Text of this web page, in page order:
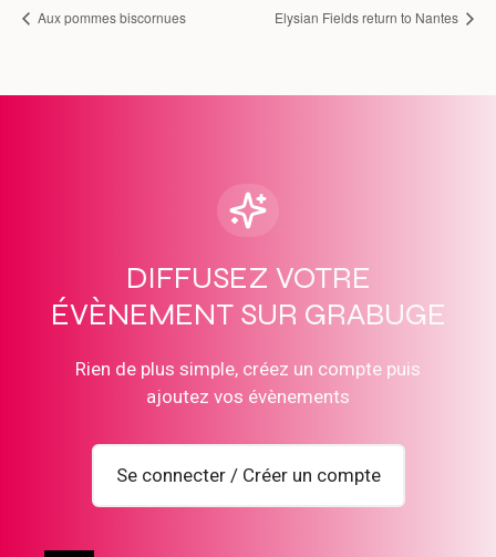
Aux pommes biscornues Elysian Fields return to Nantes
DIFFUSEZ VOTRE
ÉVÈNEMENT SUR GRABUGE
Rien de plus simple, créez un compte puis
ajoutez vos évènements
Se connecter / Créer un compte